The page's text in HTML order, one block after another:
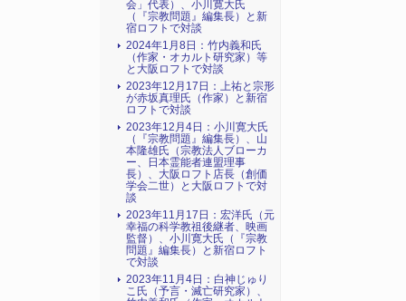
会」代表）、小川寛大氏
（『宗教問題』編集長）と新
宿ロフトで対談
2024年1月8日：竹内義和氏
（作家・オカルト研究家）等
と大阪ロフトで対談
2023年12月17日：上祐と宗形
が赤坂真理氏（作家）と新宿
ロフトで対談
2023年12月4日：小川寛大氏
（『宗教問題』編集長）、山
本隆雄氏（宗教法人ブローカ
ー、日本霊能者連盟理事
長）、大阪ロフト店長（創価
学会二世）と大阪ロフトで対
談
2023年11月17日：宏洋氏（元
幸福の科学教祖後継者、映画
監督）、小川寛大氏（『宗教
問題』編集長）と新宿ロフト
で対談
2023年11月4日：白神じゅり
こ氏（予言・滅亡研究家）、